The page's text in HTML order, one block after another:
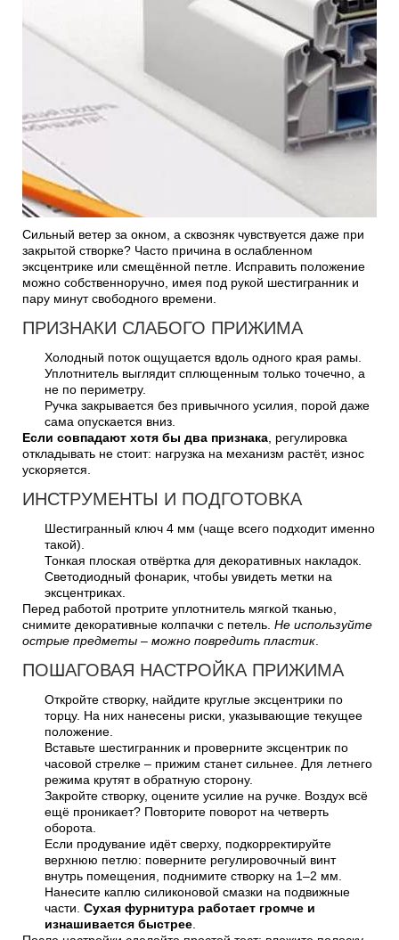
Сильный ветер за окном, а сквозняк чувствуется даже при
закрытой створке? Часто причина в ослабленном
эксцентрике или смещённой петле. Исправить положение
можно собственноручно, имея под рукой шестигранник и
пару минут свободного времени.
ПРИЗНАКИ СЛАБОГО ПРИЖИМА
Холодный поток ощущается вдоль одного края рамы.
Уплотнитель выглядит сплющенным только точечно, а
не по периметру.
Ручка закрывается без привычного усилия, порой даже
сама опускается вниз.
Если совпадают хотя бы два признака , регулировка
откладывать не стоит: нагрузка на механизм растёт, износ
ускоряется.
ИНСТРУМЕНТЫ И ПОДГОТОВКА
Шестигранный ключ 4 мм (чаще всего подходит именно
такой).
Тонкая плоская отвёртка для декоративных накладок.
Светодиодный фонарик, чтобы увидеть метки на
эксцентриках.
Перед работой протрите уплотнитель мягкой тканью,
снимите декоративные колпачки с петель. Не используйте
острые предметы – можно повредить пластик
ПОШАГОВАЯ НАСТРОЙКА ПРИЖИМА
Откройте створку, найдите круглые эксцентрики по
торцу. На них нанесены риски, указывающие текущее
положение.
Вставьте шестигранник и проверните эксцентрик по
часовой стрелке – прижим станет сильнее. Для летнего
режима крутят в обратную сторону.
Закройте створку, оцените усилие на ручке. Воздух всё
ещё проникает? Повторите поворот на четверть
оборота.
Если продувание идёт сверху, подкорректируйте
верхнюю петлю: поверните регулировочный винт
внутрь помещения, поднимите створку на 1–2 мм.
Нанесите каплю силиконовой смазки на подвижные
части. Сухая фурнитура работает громче и
изнашивается быстрее